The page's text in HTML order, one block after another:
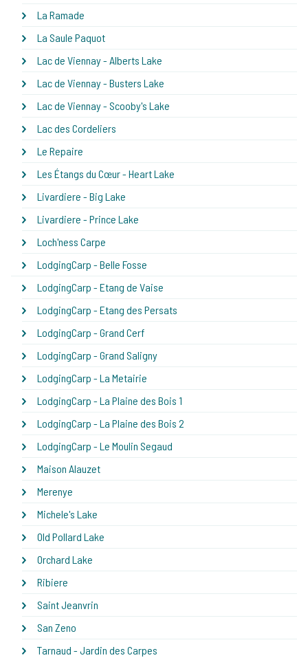
La Ramade
La Saule Paquot
Lac de Viennay - Alberts Lake
Lac de Viennay - Busters Lake
Lac de Viennay - Scooby's Lake
Lac des Cordeliers
Le Repaire
Les Étangs du Cœur - Heart Lake
Livardiere - Big Lake
Livardiere - Prince Lake
Loch'ness Carpe
LodgingCarp - Belle Fosse
LodgingCarp - Etang de Vaise
LodgingCarp - Etang des Persats
LodgingCarp - Grand Cerf
LodgingCarp - Grand Saligny
LodgingCarp - La Metairie
LodgingCarp - La Plaine des Bois 1
LodgingCarp - La Plaine des Bois 2
LodgingCarp - Le Moulin Segaud
Maison Alauzet
Merenye
Michele's Lake
Old Pollard Lake
Orchard Lake
Ribiere
Saint Jeanvrin
San Zeno
Tarnaud - Jardin des Carpes